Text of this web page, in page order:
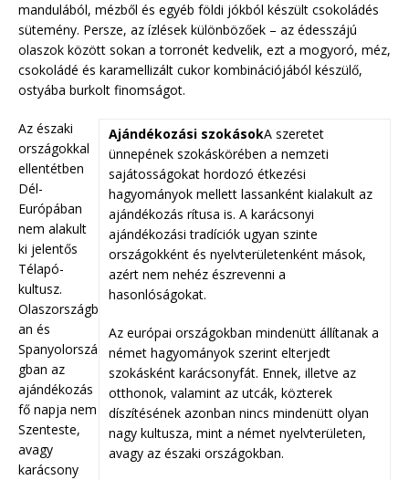
mandulából, mézből és egyéb földi jókból készült csokoládés
sütemény. Persze, az ízlések különbözőek – az édesszájú
olaszok között sokan a torronét kedvelik, ezt a mogyoró, méz,
csokoládé és karamellizált cukor kombinációjából készülő,
ostyába burkolt finomságot.
Ajándékozási szokásokA szeretet
ünnepének szokáskörében a nemzeti
sajátosságokat hordozó étkezési
hagyományok mellett lassanként kialakult az
ajándékozás rítusa is. A karácsonyi
ajándékozási tradíciók ugyan szinte
országokként és nyelvterületenként mások,
azért nem nehéz észrevenni a
hasonlóságokat.
Az európai országokban mindenütt állítanak a
német hagyományok szerint elterjedt
szokásként karácsonyfát. Ennek, illetve az
otthonok, valamint az utcák, közterek
díszítésének azonban nincs mindenütt olyan
nagy kultusza, mint a német nyelvterületen,
avagy az északi országokban.
Az északi
országokkal
ellentétben
Dél-
Európában
nem alakult
ki jelentős
Télapó-
kultusz.
Olaszországb
an és
Spanyolorszá
gban az
ajándékozás
fő napja nem
Szenteste,
avagy
karácsony